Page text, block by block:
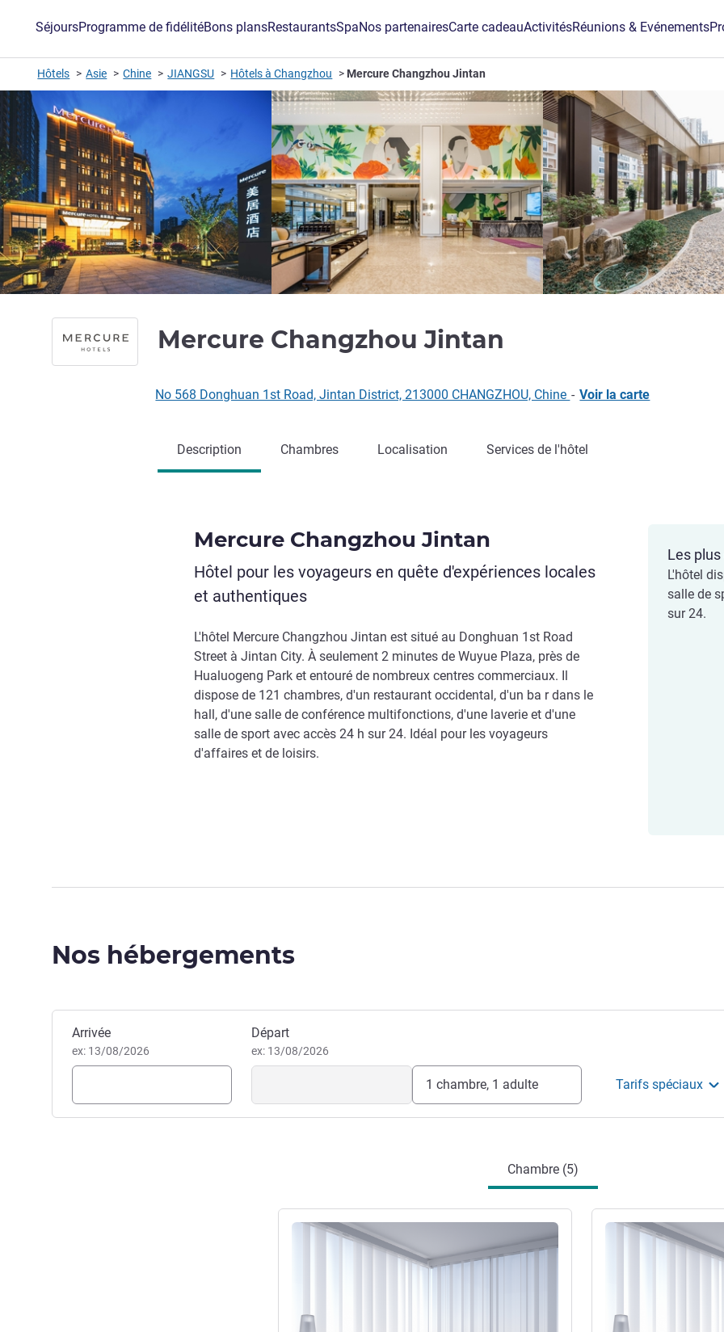
SéjoursProgramme de fidélitéBons plansRestaurantsSpaNos partenairesCarte cadeauActivitésRéunions & Evénements
Hôtels Asie Chine JIANGSU Hôtels à Changzhou Mercure Changzhou Jintan
Mercure Changzhou Jintan
No 568 Donghuan 1st Road, Jintan District, 213000 CHANGZHOU, Chine - Voir la carte
Description Chambres Localisation Services de l'hôtel
Mercure Changzhou Jintan
Hôtel pour les voyageurs en quête d'expériences locales
et authentiques
L'hôtel Mercure Changzhou Jintan est situé au Donghuan 1st Road
Street à Jintan City. À seulement 2 minutes de Wuyue Plaza, près de
Hualuogeng Park et entouré de nombreux centres commerciaux. Il
dispose de 121 chambres, d'un restaurant occidental, d'un ba r dans le
hall, d'une salle de conférence multifonctions, d'une laverie et d'une
salle de sport avec accès 24 h sur 24. Idéal pour les voyageurs
d'affaires et de loisirs.
Les plus
L'hôtel
salle de
sur 24.
Nos hébergements
Réserver cet hôtel
Arrivée
ex: 13/08/2026
Départ
ex: 13/08/2026
1 chambre, 1 adulte Tarifs spéciaux
Chambre (5)
Voir les détails Voir les détails